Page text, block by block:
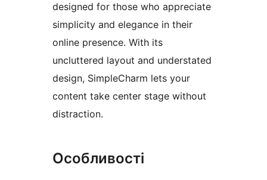
designed for those who appreciate
simplicity and elegance in their
online presence. With its
uncluttered layout and understated
design, SimpleCharm lets your
content take center stage without
distraction.
Особливості